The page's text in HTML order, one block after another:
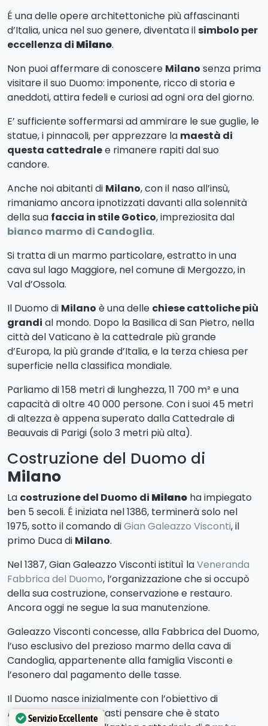
É una delle opere architettoniche più affascinanti
d’Italia, unica nel suo genere, diventata ilsimbolo per
eccellenza di Milano.
Non puoi affermare di conoscere Milano senza prima
visitare il suo Duomo: imponente, ricco di storia e
aneddoti, attira fedeli e curiosi ad ogni ora del giorno.
E’ sufficiente soffermarsi ad ammirare le sue guglie, le
statue, i pinnacoli, per apprezzare la maestà di
questa cattedralee rimanere rapiti dal suo
candore.
Anche noi abitanti di Milano, con il naso all’insù,
rimaniamo ancora ipnotizzati davanti alla solennità
della sua faccia in stile Gotico, impreziosita dal
bianco marmo di Candoglia.
Si tratta di un marmo particolare, estratto in una
cava sul lago Maggiore, nel comune di Mergozzo, in
Val d’Ossola.
Il Duomo di Milano è una delle chiese cattoliche più
grandi al mondo. Dopo la Basilica di San Pietro, nella
città del Vaticano è la cattedrale più grande
d’Europa, la più grande d’Italia, e la terza chiesa per
superficie nella classifica mondiale.
Parliamo di 158 metri di lunghezza, 11 700 m² e una
capacità di oltre 40 000 persone. Con i suoi 45 metri
di altezza è appena superato dalla Cattedrale di
Beauvais di Parigi (solo 3 metri più alta).
Costruzione del Duomo di
Milano
La costruzione del Duomo di Milano ha impiegato
ben 5 secoli. É iniziata nel 1386, terminerà solo nel
1975, sotto il comando diGian Galeazzo Visconti, il
primo Duca di Milano.
Nel 1387, Gian Galeazzo Visconti istituì laVeneranda
Fabbrica del Duomo, l’organizzazione che si occupò
della sua costruzione, conservazione e restauro.
Ancora oggi ne segue la sua manutenzione.
Galeazzo Visconti concesse, alla Fabbrica del Duomo,
l’uso esclusivo del prezioso marmo della cava di
Candoglia, appartenente alla famiglia Visconti e
l’esonero dal pagamento delle tasse.
Il Duomo nasce inizialmente con l’obiettivo di
riqualificare l’area. Basti pensare che è stato
Servizio Eccellente